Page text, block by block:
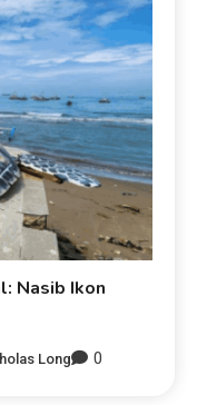
Nasib Ikon
Long 0